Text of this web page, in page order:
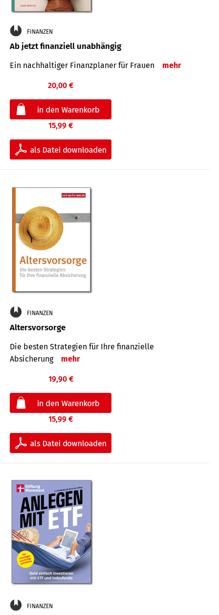
FINANZEN
Ab jetzt finanziell unabhängig
Ein nachhaltiger Finanzplaner für Frauen mehr
20,00 €
15,99 €
FINANZEN
Altersvorsorge
Die besten Strategien für Ihre finanzielle
Absicherung
mehr
19,90 €
15,99 €
FINANZEN